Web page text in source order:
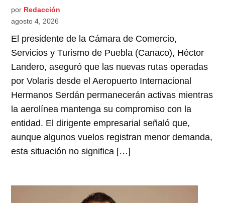
por Redacción
agosto 4, 2026
El presidente de la Cámara de Comercio,
Servicios y Turismo de Puebla (Canaco), Héctor
Landero, aseguró que las nuevas rutas operadas
por Volaris desde el Aeropuerto Internacional
Hermanos Serdán permanecerán activas mientras
la aerolínea mantenga su compromiso con la
entidad. El dirigente empresarial señaló que,
aunque algunos vuelos registran menor demanda,
esta situación no significa […]